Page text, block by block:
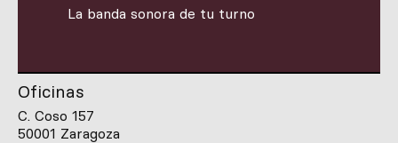
La banda sonora de tu turno
Oficinas
C. Coso 157
50001 Zaragoza